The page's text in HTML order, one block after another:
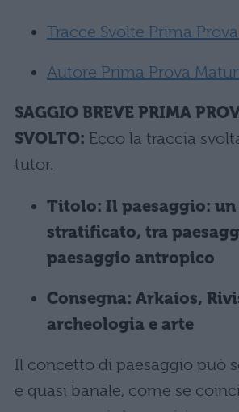
Tracce Svolte Prima
Autore Prima Prova
SAGGIO BREVE PRIMA
SVOLTO: Ecco la traccia
tutor.
Titolo: Il paesaggio:
stratificato, tra
paesaggio antropico
Consegna: Arkaios,
archeologia e arte
Il concetto di paesaggio può
e quasi banale, come se